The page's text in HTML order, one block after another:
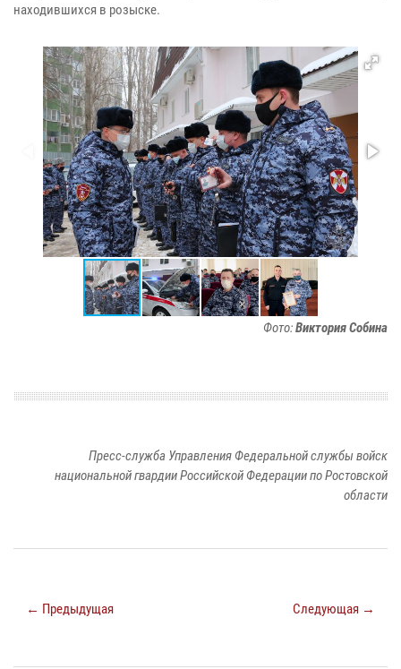
находившихся в розыске.
Фото:Виктория Собина
Пресс-служба Управления Федеральной службы войск
национальной гвардии Российской Федерации по Ростовской
области
← Предыдущая Следующая →